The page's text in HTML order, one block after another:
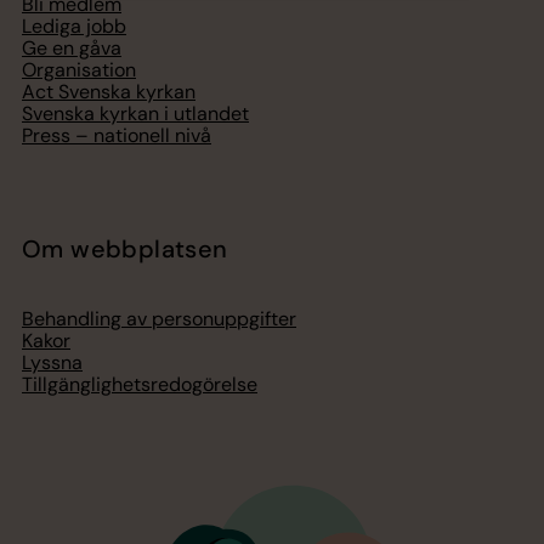
Lediga jobb
Ge en gåva
Organisation
Act Svenska kyrkan
Svenska kyrkan i utlandet
Press – nationell nivå
Om webbplatsen
Behandling av personuppgifter
Kakor
Lyssna
Tillgänglighetsredogörelse